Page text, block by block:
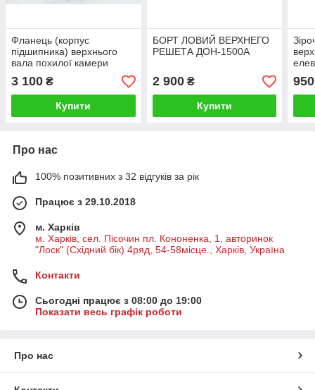
Фланець (корпус
підшипника) верхнього
вала похилої камери
ДОН-1500, Акрос, Вектор,
10.27.02.203 / 3518060-
13059
3 100 ₴
Купити
БОРТ ЛОВИЙ ВЕРХНЕГО
РЕШЕТА ДОН-1500А
2 900₴
Купити
950
Про нас
100% позитивних з 32 відгуків за рік
Працює з 29.10.2018
м. Харків
м. Харків, сел. Пісочин пл. Кононенка, 1, авторинок
"Лоск" (Східний бік) 4ряд, 54-58місце., Харків, Україна
Контакти
Сьогодні працює з 08:00 до 19:00
Показати весь графік роботи
Про нас